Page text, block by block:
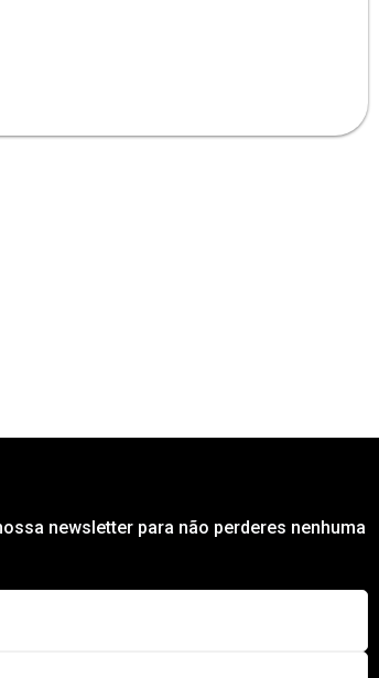
newsletter para não perderes nenhuma